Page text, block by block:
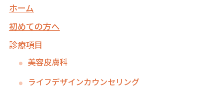
ホーム
初めての方へ
診療項目
美容皮膚科
ライフデザインカウンセリング